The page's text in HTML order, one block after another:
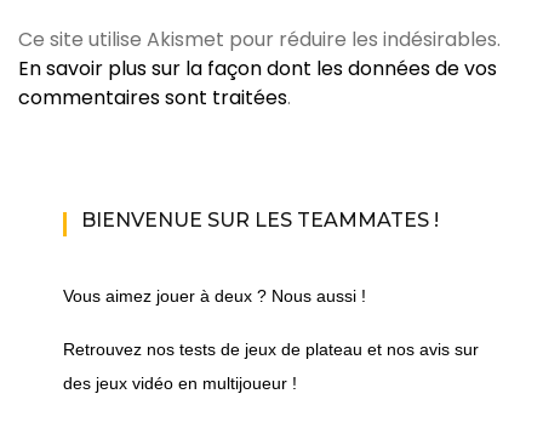
Ce site utilise Akismet pour réduire les indésirables.
En savoir plus sur la façon dont les données de vos
commentaires sont traitées.
BIENVENUE SUR LES TEAMMATES !
Vous aimez jouer à deux ? Nous aussi !
Retrouvez nos tests de jeux de plateau et nos avis sur
des jeux vidéo en multijoueur !